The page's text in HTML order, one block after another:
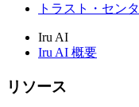
トラスト・センタ
Iru AI
Iru AI 概要
リソース